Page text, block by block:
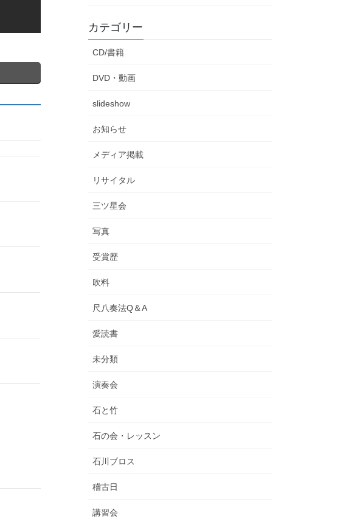
カテゴリー
CD/書籍
DVD・動画
slideshow
お知らせ
メディア掲載
リサイタル
三ツ星会
写真
受賞歴
吹料
尺八奏法Q＆A
愛読書
未分類
演奏会
石と竹
石の会・レッスン
石川ブロス
稽古日
講習会